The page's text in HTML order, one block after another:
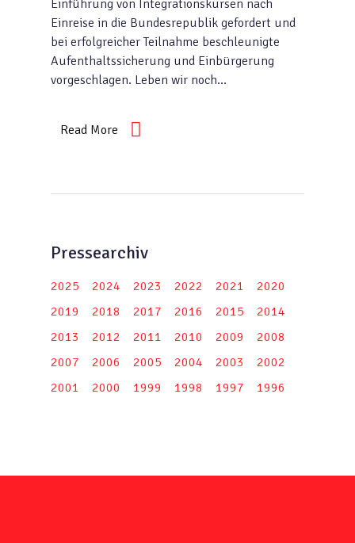
Einführung von Integrationskursen nach
Einreise in die Bundesrepublik gefordert und
bei erfolgreicher Teilnahme beschleunigte
Aufenthaltssicherung und Einbürgerung
vorgeschlagen. Leben wir noch…
Read More
Pressearchiv
2025 2024 2023 2022 2021
2020
2019
2018 2017 2016 2015
2014
2013
2012 2011 2010 2009
2008
2007
2006 2005 2004 2003
2002
2001
2000 1999 1998 1997 1996